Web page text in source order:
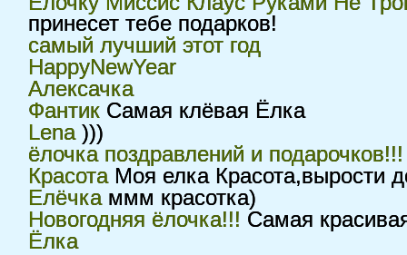
принесет тебе подарков!
самый лучший этот год
HappyNewYear
Алексачка
Фантик Самая клёвая Ёлка
Lena)))
ёлочка поздравлений и подарочков!!!
КрасотаМоя елка Красота,вырости
Елёчкаммм красотка)
Новогодняя ёлочка!!! Самая
Ёлка